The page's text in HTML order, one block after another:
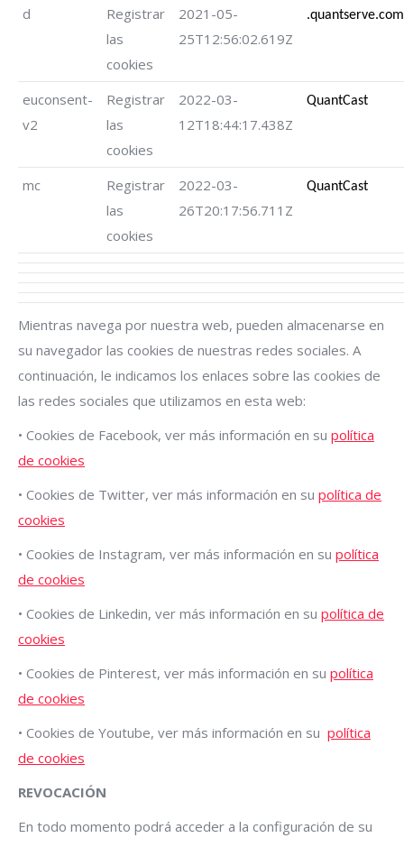
d
Registrar
las
cookies
2021-05-
25T12:56:02.619Z
.quantserve.com
euconsent-
v2
Registrar
las
cookies
2022-03-
12T18:44:17.438Z
QuantCast
mc
Registrar
las
cookies
2022-03-
26T20:17:56.711Z
QuantCast
Mientras navega por nuestra web, pueden almacenarse en
su navegador las cookies de nuestras redes sociales. A
continuación, le indicamos los enlaces sobre las cookies de
las redes sociales que utilizamos en esta web:
• Cookies de Facebook, ver más información en su política
de cookies
• Cookies de Twitter, ver más información en su política de
cookies
• Cookies de Instagram, ver más información en su política
de cookies
• Cookies de Linkedin, ver más información en su política de
cookies
• Cookies de Pinterest, ver más información en su política
de cookies
• Cookies de Youtube, ver más información en su política
de cookies
REVOCACIÓN
En todo momento podrá acceder a la configuración de su